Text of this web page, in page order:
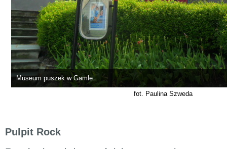
Museum puszek w Gamle
fot. Paulina Szweda
Pulpit Rock